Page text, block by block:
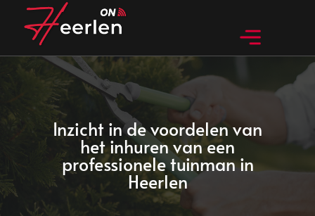
Inzicht in de voordelen van
het inhuren van een
professionele tuinman in
Heerlen